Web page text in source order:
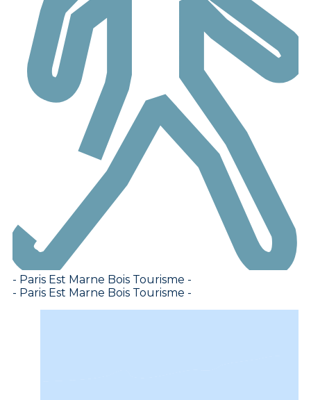
- Paris Est Marne Bois Tourisme -
- Paris Est Marne Bois Tourisme -